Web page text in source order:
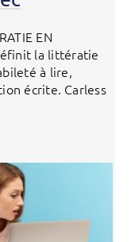
EN
la littératie
à lire,
écrite. Carless